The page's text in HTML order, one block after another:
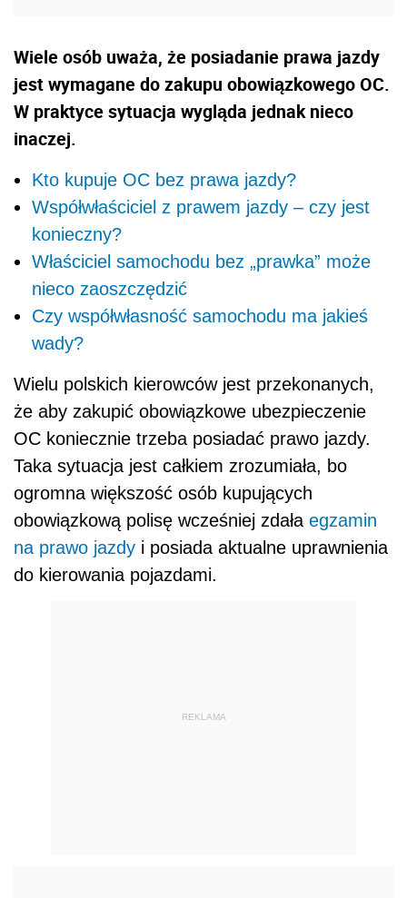
Wiele osób uważa, że posiadanie prawa jazdy
jest wymagane do zakupu obowiązkowego OC.
W praktyce sytuacja wygląda jednak nieco
inaczej.
Kto kupuje OC bez prawa jazdy?
Współwłaściciel z prawem jazdy – czy jest
konieczny?
Właściciel samochodu bez „prawka” może
nieco zaoszczędzić
Czy współwłasność samochodu ma jakieś
wady?
Wielu polskich kierowców jest przekonanych,
że aby zakupić obowiązkowe ubezpieczenie
OC koniecznie trzeba posiadać prawo jazdy.
Taka sytuacja jest całkiem zrozumiała, bo
ogromna większość osób kupujących
obowiązkową polisę wcześniej zdała egzamin
na prawo jazdy i posiada aktualne uprawnienia
do kierowania pojazdami.
REKLAMA